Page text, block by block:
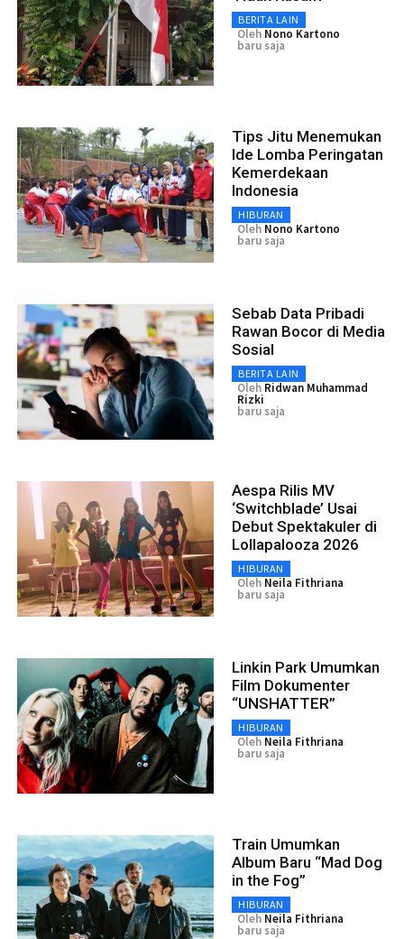
BERITA LAIN
Oleh Nono Kartono
baru saja
Tips Jitu Menemukan
Ide Lomba Peringatan
Kemerdekaan
Indonesia
HIBURAN
Oleh Nono Kartono
baru saja
Sebab Data Pribadi
Rawan Bocor di Media
Sosial
BERITA LAIN
Oleh Ridwan Muhammad
Rizki
baru saja
Aespa Rilis MV
‘Switchblade’ Usai
Debut Spektakuler di
Lollapalooza 2026
HIBURAN
Oleh Neila Fithriana
baru saja
Linkin Park Umumkan
Film Dokumenter
“UNSHATTER”
HIBURAN
Oleh Neila Fithriana
baru saja
Train Umumkan
Album Baru “Mad Dog
in the Fog”
HIBURAN
Oleh Neila Fithriana
baru saja